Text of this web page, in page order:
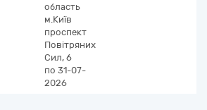
область
м.Київ
проспект
Повітряних
Сил, 6
по 31-07-
2026